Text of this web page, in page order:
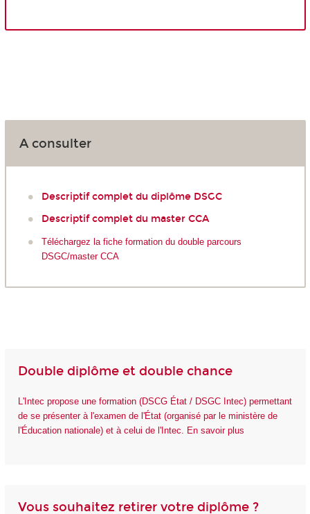
A consulter
Descriptif complet du diplôme DSGC
Descriptif complet du master CCA
Téléchargez la fiche formation du double parcours
DSGC/master CCA
Double diplôme et double chance
L'Intec propose une formation (DSCG État / DSGC Intec) permettant
de se présenter à l'examen de l'État (organisé par le ministère de
l'Éducation nationale) et à celui de l'Intec. En savoir plus
Vous souhaitez retirer votre diplôme ?